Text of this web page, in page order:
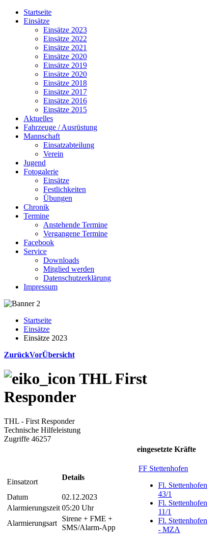
Startseite
Einsätze
Einsätze 2023
Einsätze 2022
Einsätze 2021
Einsätze 2020
Einsätze 2019
Einsätze 2020
Einsätze 2018
Einsätze 2017
Einsätze 2016
Einsätze 2015
Aktuelles
Fahrzeuge / Ausrüstung
Mannschaft
Einsatzabteilung
Verein
Jugend
Fotogalerie
Einsätze
Festlichkeiten
Übungen
Chronik
Termine
Anstehende Termine
Vergangene Termine
Facebook
Service
Downloads
Mitglied werden
Datenschutzerklärung
Impressum
Startseite
Einsätze
Einsätze 2023
ZurückVorÜbersicht
THL First
Responder
THL - First Responder
Technische Hilfeleistung
Zugriffe 46257
Einsatzort
Details
Datum
02.12.2023
Alarmierungszeit 05:20 Uhr
Alarmierungsart
Sirene + FME +
SMS/Alarm-App
eingesetzte Kräfte
FF Stettenhofen
Fl. Stettenhofen
43/1
Fl. Stettenhofen
11/1
Fl. Stettenhofen
- MZA
Monat
JahrMonat